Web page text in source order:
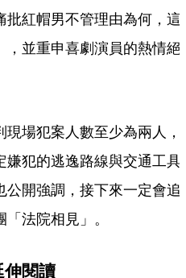
批紅帽男不管理由為何，這
，並重申喜劇演員的熱情絕
現場犯案人數至少為兩人，
嫌犯的逃逸路線與交通工具
公開強調，接下來一定會追
法院相見」。
伸閱讀